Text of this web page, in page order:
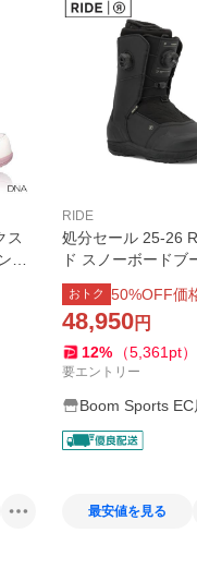
ス
ズ
ト
RIDE
処分セール 25-26
ド スノーボードブ
RENT トーレント
ノボ フリーライド
ツ 日本正規品
落ち 旧モデル
おトク 50%OFF価
48,950円
12% （5,361 pt）
要エントリー
Boom Sports EC
最安値を見る